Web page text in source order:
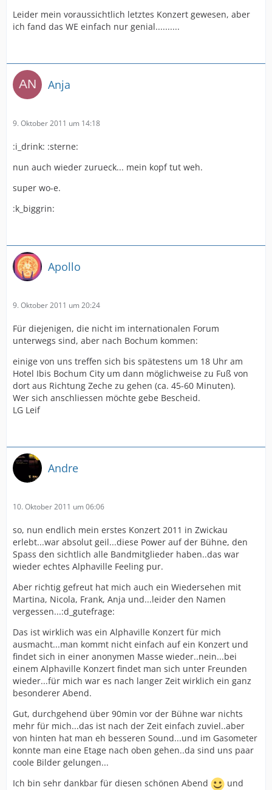
Leider mein voraussichtlich letztes Konzert gewesen, aber
ich fand das WE einfach nur genial..........
Anja
9. Oktober 2011 um 14:18
:i_drink: :sterne:
nun auch wieder zurueck... mein kopf tut weh.
super wo-e.
:k_biggrin:
Apollo
9. Oktober 2011 um 20:24
Für diejenigen, die nicht im internationalen Forum
unterwegs sind, aber nach Bochum kommen:
einige von uns treffen sich bis spätestens um 18 Uhr am
Hotel Ibis Bochum City um dann möglichweise zu Fuß von
dort aus Richtung Zeche zu gehen (ca. 45-60 Minuten).
Wer sich anschliessen möchte gebe Bescheid.
LG Leif
Andre
10. Oktober 2011 um 06:06
so, nun endlich mein erstes Konzert 2011 in Zwickau
erlebt...war absolut geil...diese Power auf der Bühne, den
Spass den sichtlich alle Bandmitglieder haben..das war
wieder echtes Alphaville Feeling pur.
Aber richtig gefreut hat mich auch ein Wiedersehen mit
Martina, Nicola, Frank, Anja und...leider den Namen
vergessen...:d_gutefrage:
Das ist wirklich was ein Alphaville Konzert für mich
ausmacht...man kommt nicht einfach auf ein Konzert und
findet sich in einer anonymen Masse wieder..nein...bei
einem Alphaville Konzert findet man sich unter Freunden
wieder...für mich war es nach langer Zeit wirklich ein ganz
besonderer Abend.
Gut, durchgehend über 90min vor der Bühne war nichts
mehr für mich...das ist nach der Zeit einfach zuviel..aber
von hinten hat man eh besseren Sound...und im Gasometer
konnte man eine Etage nach oben gehen..da sind uns paar
coole Bilder gelungen...
Ich bin sehr dankbar für diesen schönen Abend
und